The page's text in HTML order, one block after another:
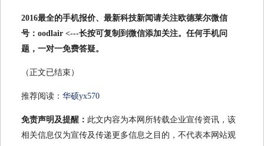
2016最全的手机报价、最新科技新闻请关注欧德莱尔微信
号：oodlair <---长按可复制到微信添加关注。任何手机问
题，一对一免费答疑。
（正文已结束）
推荐阅读： 华硕yx570
免责声明及提醒： 此文内容为本网所转载企业宣传资讯，该
相关信息仅为宣传及传递更多信息之目的，不代表本网站观